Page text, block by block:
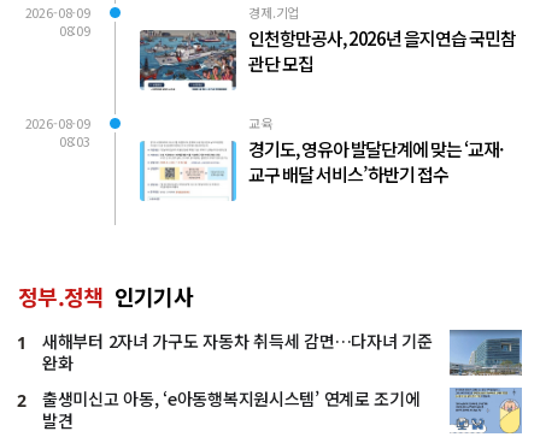
2026-08-09
08:09
경제.기업
인천항만공사, 2026년 을지연습 국민참
관단 모집
2026-08-09
08:03
교육
경기도, 영유아 발달단계에 맞는 ‘교재·
교구 배달 서비스’ 하반기 접수
정부.정책 인기기사
1
새해부터 2자녀 가구도 자동차 취득세 감면…다자녀 기준
완화
2
출생미신고 아동, ‘e아동행복지원시스템’ 연계로 조기에
발견